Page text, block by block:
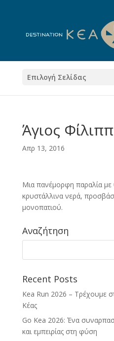
Επιλογή Σελίδας
Άγιος
Απρ 13, 2016
Μια πανέμορφη παραλία
κρυστάλλινα νερά,
μονοπατιού.
Αναζήτηση
Recent Posts
Kea Run 2026 – Τρέχουμε
Κέας
Go Kea 2026: Ένα
και εμπειρίας στη φύση